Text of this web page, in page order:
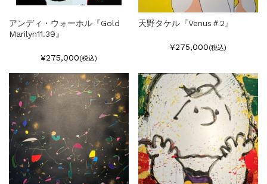
アンディ・ウォーホル『Gold
Marilyn11.39』
¥275,000(税込)
天野タケル『Venus＃2』
¥275,000(税込)